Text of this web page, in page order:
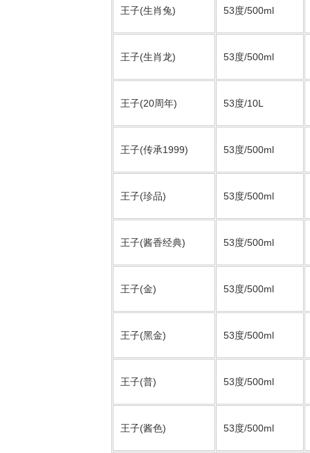
王子(生肖兔) 53度/500ml
王子(生肖龙) 53度/500ml
王子(20周年) 53度/10L
王子(传承1999) 53度/500ml
王子(珍品) 53度/500ml
王子(酱香经典) 53度/500ml
王子(金) 53度/500ml
王子(黑金) 53度/500ml
王子(普) 53度/500ml
王子(酱色) 53度/500ml